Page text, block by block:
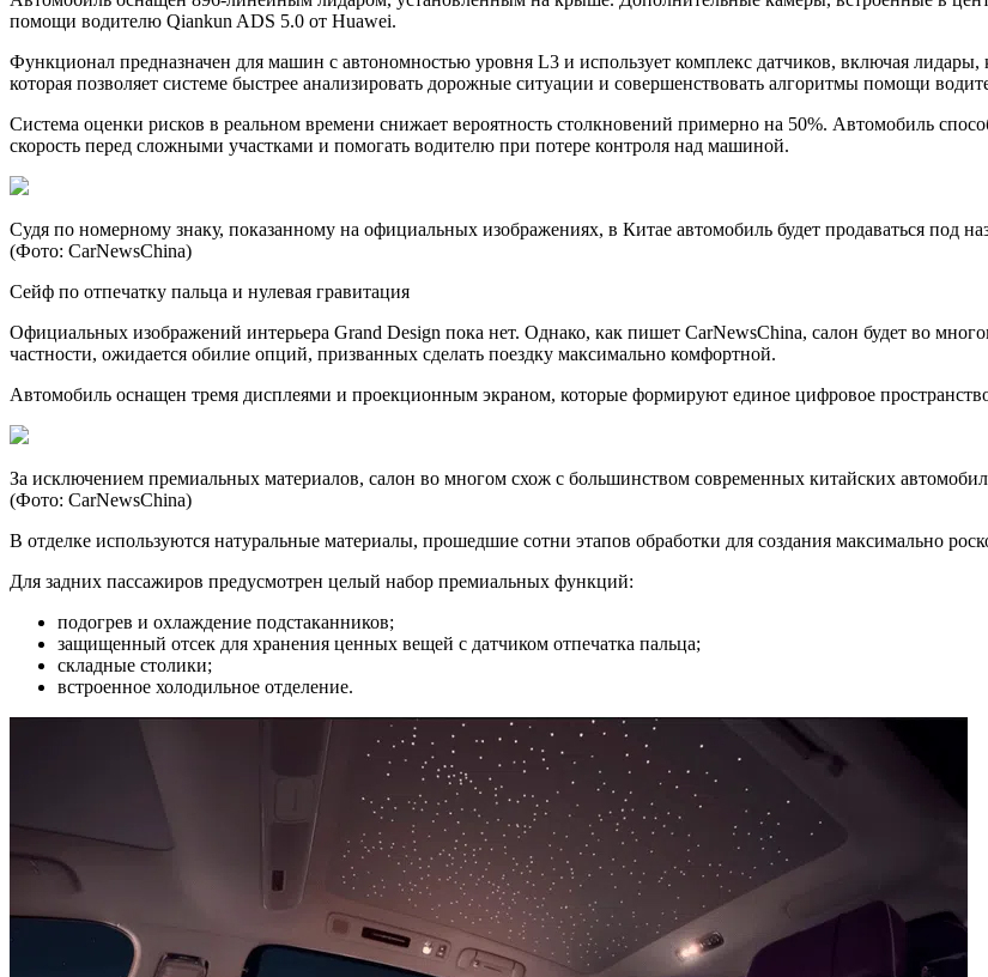
помощи водителю Qiankun ADS 5.0 от Huawei.
Функционал предназначен для машин с автономностью уровня L3 и использует комплекс датчиков, включая
которая позволяет системе быстрее анализировать дорожные ситуации и совершенствовать алгоритмы помощи
Система оценки рисков в реальном времени снижает вероятность столкновений примерно на 50%. Автомобиль
скорость перед сложными участками и помогать водителю при потере контроля над машиной.
Судя по номерному знаку, показанному на официальных изображениях, в Китае автомобиль будет продаваться под
(Фото: CarNewsChina)
Сейф по отпечатку пальца и нулевая гравитация
Официальных изображений интерьера Grand Design пока нет. Однако, как пишет CarNewsChina, салон будет во
частности, ожидается обилие опций, призванных сделать поездку максимально комфортной.
Автомобиль оснащен тремя дисплеями и проекционным экраном, которые формируют единое цифровое
За исключением премиальных материалов, салон во многом схож с большинством современных китайских
(Фото: CarNewsChina)
В отделке используются натуральные материалы, прошедшие сотни этапов обработки для создания максимально
Для задних пассажиров предусмотрен целый набор премиальных функций:
подогрев и охлаждение подстаканников;
защищенный отсек для хранения ценных вещей с датчиком отпечатка пальца;
складные столики;
встроенное холодильное отделение.